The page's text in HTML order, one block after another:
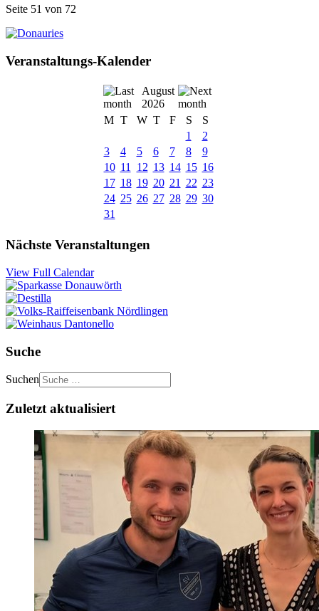
Seite 51 von 72
Veranstaltungs-Kalender
August
2026
M T W T F S
S
1
2
3
4 5 6 7 8
9
10 11 12 13 14 15 16
17 18 19 20 21 22 23
24 25 26 27 28 29 30
31
Nächste Veranstaltungen
View Full Calendar
Suche
Suchen
Zuletzt aktualisiert